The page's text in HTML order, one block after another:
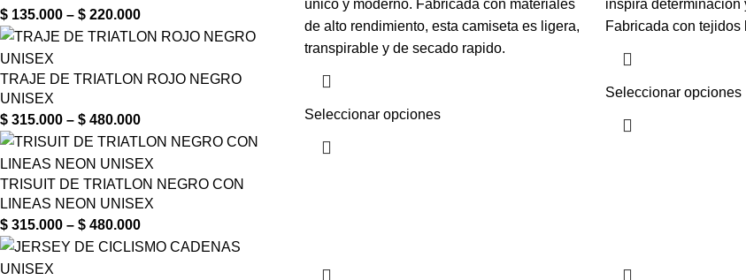
$ 135.000 – $ 220.000
TRAJE DE TRIATLON ROJO NEGRO
UNISEX
$ 315.000 – $ 480.000
TRISUIT DE TRIATLON NEGRO CON
LINEAS NEON UNISEX
$ 315.000 – $ 480.000
único y moderno. Fabricada con materiales
de alto rendimiento, esta camiseta es ligera,
transpirable y de secado rapido.
Seleccionar opciones
inspira determinación
Fabricada con tejidos
Seleccionar opciones